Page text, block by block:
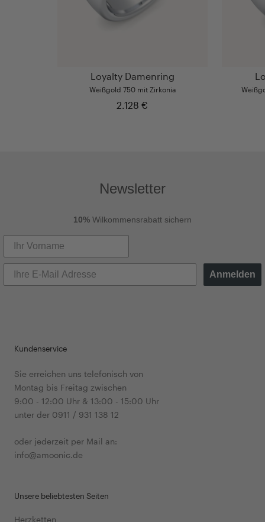
Loyalty Damenring
Weißgold 750 mit Zirkonia
2.128 €
Newsletter
10% Wilkommensrabatt sichern
Anmelden
Kundenservice
Sie erreichen uns telefonisch von
Montag bis Freitag zwischen
9:00 - 12:00 Uhr & 13:00 - 15:00 Uhr
unter der 0911 / 931 138 12
oder jederzeit per Mail an:
info@amoonic.de
Unsere beliebtesten Seiten
Herzketten